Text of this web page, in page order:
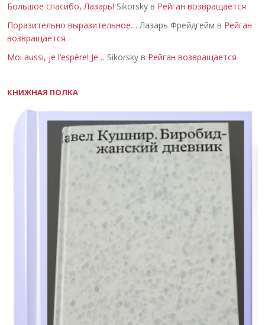
Большое спасибо, Лазарь! Sikorsky в Рейган возвращается
Поразительно выразительное… Лазарь Фрейдгейм в Рейган
возвращается
Moi aussi, je l’espère! Je… Sikorsky в Рейган возвращается
КНИЖНАЯ ПОЛКА